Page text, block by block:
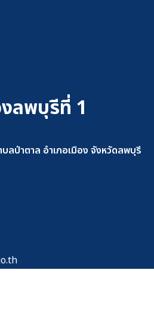
ลพบุรีที่ 1
ลป่าตาล อำเภอเมือง จังหวัดลพบุรี